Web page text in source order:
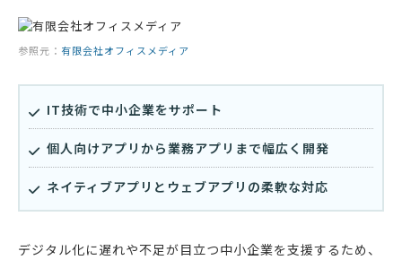
参照元： 有限会社オフィスメディア
IT技術で中小企業をサポート
個人向けアプリから業務アプリまで幅広く開発
ネイティブアプリとウェブアプリの柔軟な対応
デジタル化に遅れや不足が目立つ中小企業を支援するため、